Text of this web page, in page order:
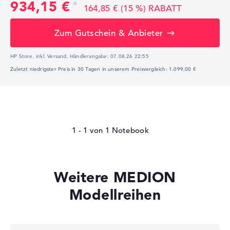
934,15 € 164,85 € (15 %) RABATT
Zum Gutschein & Anbieter
HP Store, inkl. Versand, Händlerangabe:07.08.26 22:55
Zuletzt niedrigster Preis in 30 Tagen in unserem Preisvergleich: 1.099,00 €
1 - 1 von 1
Weitere MEDION
Modellreihen